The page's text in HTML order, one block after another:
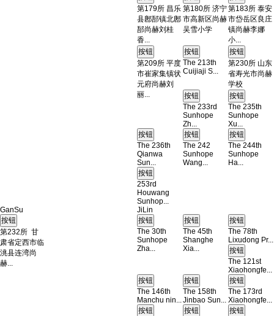
第179所 昌乐
县鄌郚镇北鄌
郚尚赫刘桂
香...
第180所 济宁
市高新区尚赫
吴雪小学
第183所 泰安
市岱岳区良庄
镇尚赫李娜
小...
第209所 平度
市崔家集镇状
元府尚赫刘
丽...
The 213th
Cuijiaji S...
第230所 山东
省寿光市尚赫
学校
The 233rd
Sunhope
Zh...
The 235th
Sunhope
Xu...
The 236th
Qianwa
Sun...
The 242
Sunhope
Wang...
The 244th
Sunhope
Ha...
253rd
Houwang
Sunhop...
GanSu
第232所 甘
肃省定西市临
洮县连湾尚
赫...
JiLin
The 30th
Sunhope
Zha...
The 45th
Shanghe
Xia...
The 78th
Lixudong Pr...
The 121st
Xiaohongfe...
The 146th
Manchu nin...
The 158th
Jinbao Sun...
The 173rd
Xiaohongfe...